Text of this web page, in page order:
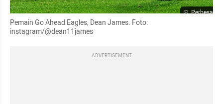
Perbesar
Pemain Go Ahead Eagles, Dean James. Foto:
instagram/@dean11james
ADVERTISEMENT